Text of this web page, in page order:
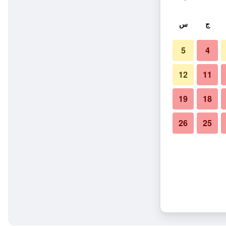
ج س
4
5
11
12
18
19
25
26